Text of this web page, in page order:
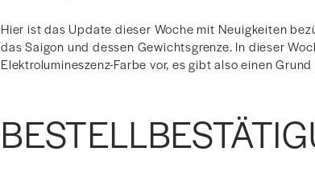
Hier ist das Update dieser Woche mit Neuigkeiten
das Saigon und dessen Gewichtsgrenze. In dieser
Elektrolumineszenz-Farbe vor, es gibt also einen